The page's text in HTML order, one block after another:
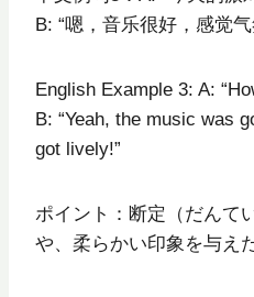
B: “嗯，音乐很好，感觉
English Example 3: A:
B: “Yeah, the music was
got lively!”
ポイント：断定（だんて
や、柔らかい印象を与え